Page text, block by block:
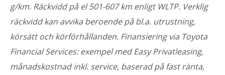
g/km. Räckvidd på el 501-607 km enligt WLTP. Verklig
räckvidd kan avvika beroende på bl.a. utrustning,
körsätt och körförhållanden. Finansiering via Toyota
Financial Services: exempel med Easy Privatleasing,
månadskostnad inkl. service, baserad på fast ränta,